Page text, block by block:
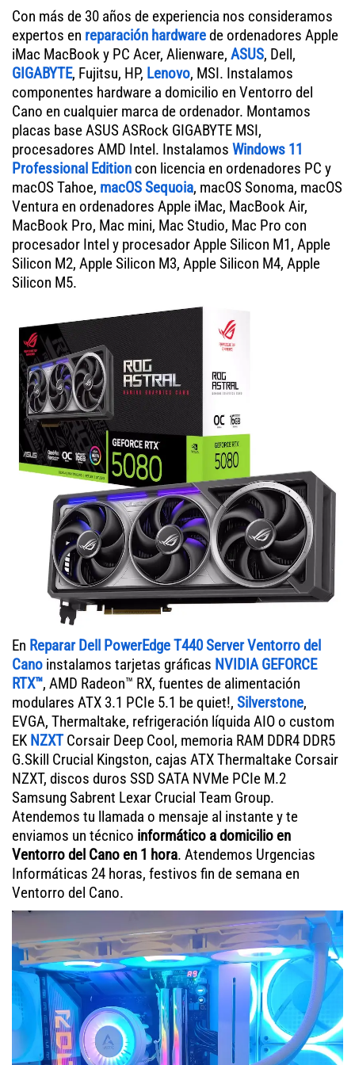
Con más de 30 años de experiencia nos consideramos
expertos en reparación hardwarede ordenadores Apple
iMac MacBook y PC Acer, Alienware, ASUS, Dell,
GIGABYTE, Fujitsu, HP, Lenovo, MSI. Instalamos
componentes hardware a domicilio en Ventorro del
Cano en cualquier marca de ordenador. Montamos
placas base ASUS ASRock GIGABYTE MSI,
procesadores AMD Intel. Instalamos Windows 11
Professional Edition con licencia en ordenadores PC y
macOS Tahoe, macOS Sequoia, macOS Sonoma, macOS
Ventura en ordenadores Apple iMac, MacBook Air,
MacBook Pro, Mac mini, Mac Studio, Mac Pro con
procesador Intel y procesador Apple Silicon M1, Apple
Silicon M2, Apple Silicon M3, Apple Silicon M4, Apple
Silicon M5.
En Reparar Dell PowerEdge T440 Server Ventorro del
Cano instalamos tarjetas gráficas NVIDIA GEFORCE
RTX™, AMD Radeon™ RX, fuentes de alimentación
modulares ATX 3.1 PCIe 5.1 be quiet!, Silverstone,
EVGA, Thermaltake, refrigeración líquida AIO o custom
EK NZXTCorsair Deep Cool, memoria RAM DDR4 DDR5
G.Skill Crucial Kingston, cajas ATX Thermaltake Corsair
NZXT, discos duros SSD SATA NVMe PCIe M.2
Samsung Sabrent Lexar Crucial Team Group.
Atendemos tu llamada o mensaje al instante y te
enviamos un técnico informático a domicilio en
Ventorro del Cano en 1 hora. Atendemos Urgencias
Informáticas 24 horas, festivos fin de semana en
Ventorro del Cano.